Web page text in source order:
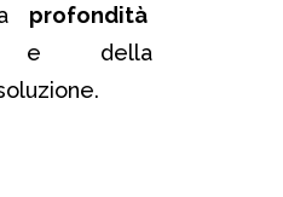
profondità
della